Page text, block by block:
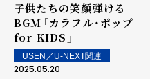
子供たちの笑顔弾ける
BGM――「カラフル・ポップ
for KIDS」
USEN／U-NEXT関連
2025.05.20